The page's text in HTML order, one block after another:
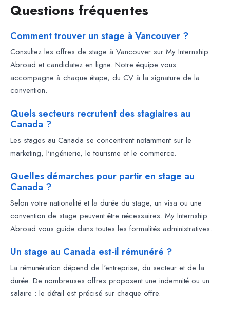
Questions fréquentes
Comment trouver un stage à Vancouver ?
Consultez les offres de stage à Vancouver sur My Internship
Abroad et candidatez en ligne. Notre équipe vous
accompagne à chaque étape, du CV à la signature de la
convention.
Quels secteurs recrutent des stagiaires au
Canada ?
Les stages au Canada se concentrent notamment sur le
marketing, l'ingénierie, le tourisme et le commerce.
Quelles démarches pour partir en stage au
Canada ?
Selon votre nationalité et la durée du stage, un visa ou une
convention de stage peuvent être nécessaires. My Internship
Abroad vous guide dans toutes les formalités administratives.
Un stage au Canada est-il rémunéré ?
La rémunération dépend de l'entreprise, du secteur et de la
durée. De nombreuses offres proposent une indemnité ou un
salaire : le détail est précisé sur chaque offre.